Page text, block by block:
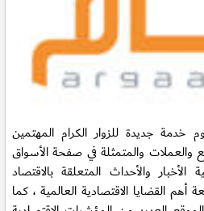
خدمة جديدة للزوار الكرام المهتمين
والعملات والمتمثلة في صفحةالأسواق
والأحداث المتعلقة بالاقتصاد
أهم القضايا الاقتصادية العالمية ، كما